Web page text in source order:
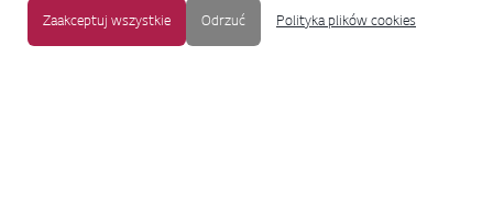
Zaakceptuj wszystkie Odrzuć Polityka plików cookies